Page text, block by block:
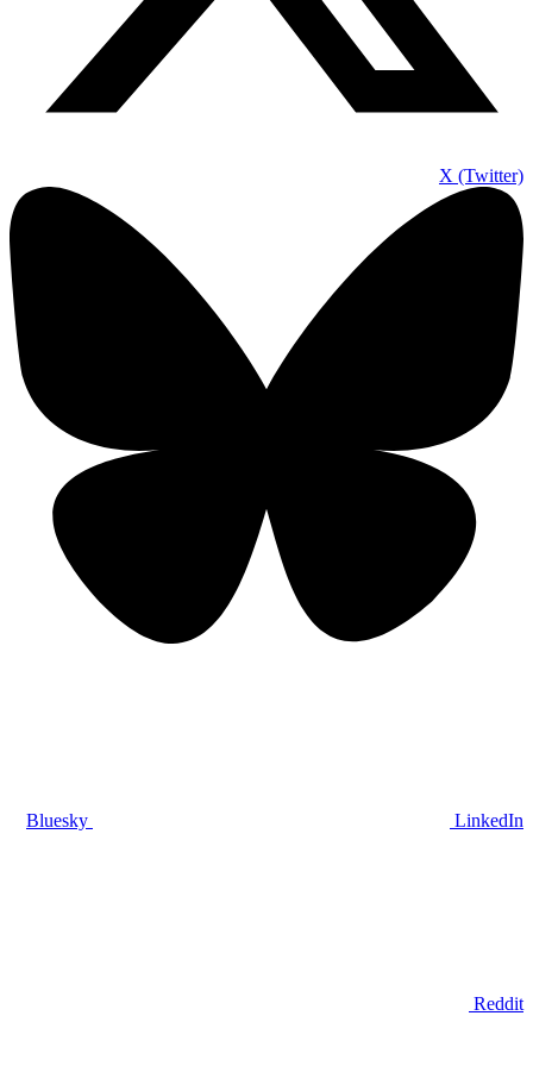
X (Twitter)
Bluesky LinkedIn
Reddit